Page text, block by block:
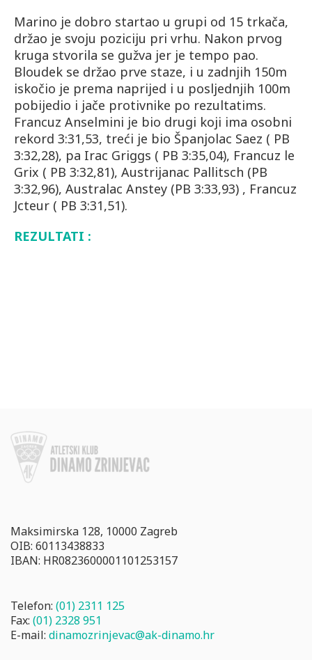
Marino je dobro startao u grupi od 15 trkača,
držao je svoju poziciju pri vrhu. Nakon prvog
kruga stvorila se gužva jer je tempo pao.
Bloudek se držao prve staze, i u zadnjih 150m
iskočio je prema naprijed i u posljednjih 100m
pobijedio i jače protivnike po rezultatims.
Francuz Anselmini je bio drugi koji ima osobni
rekord 3:31,53, treći je bio Španjolac Saez ( PB
3:32,28), pa Irac Griggs ( PB 3:35,04), Francuz le
Grix ( PB 3:32,81), Austrijanac Pallitsch (PB
3:32,96), Australac Anstey (PB 3:33,93) , Francuz
Jcteur ( PB 3:31,51).
REZULTATI :
Maksimirska 128, 10000 Zagreb
OIB: 60113438833
IBAN: HR0823600001101253157
Telefon: (01) 2311 125
Fax: (01) 2328 951
E-mail: dinamozrinjevac@ak-dinamo.hr